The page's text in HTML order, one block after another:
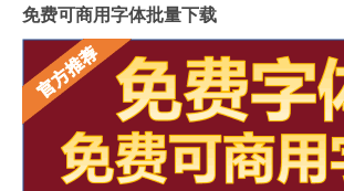
免费可商用字体批量下载